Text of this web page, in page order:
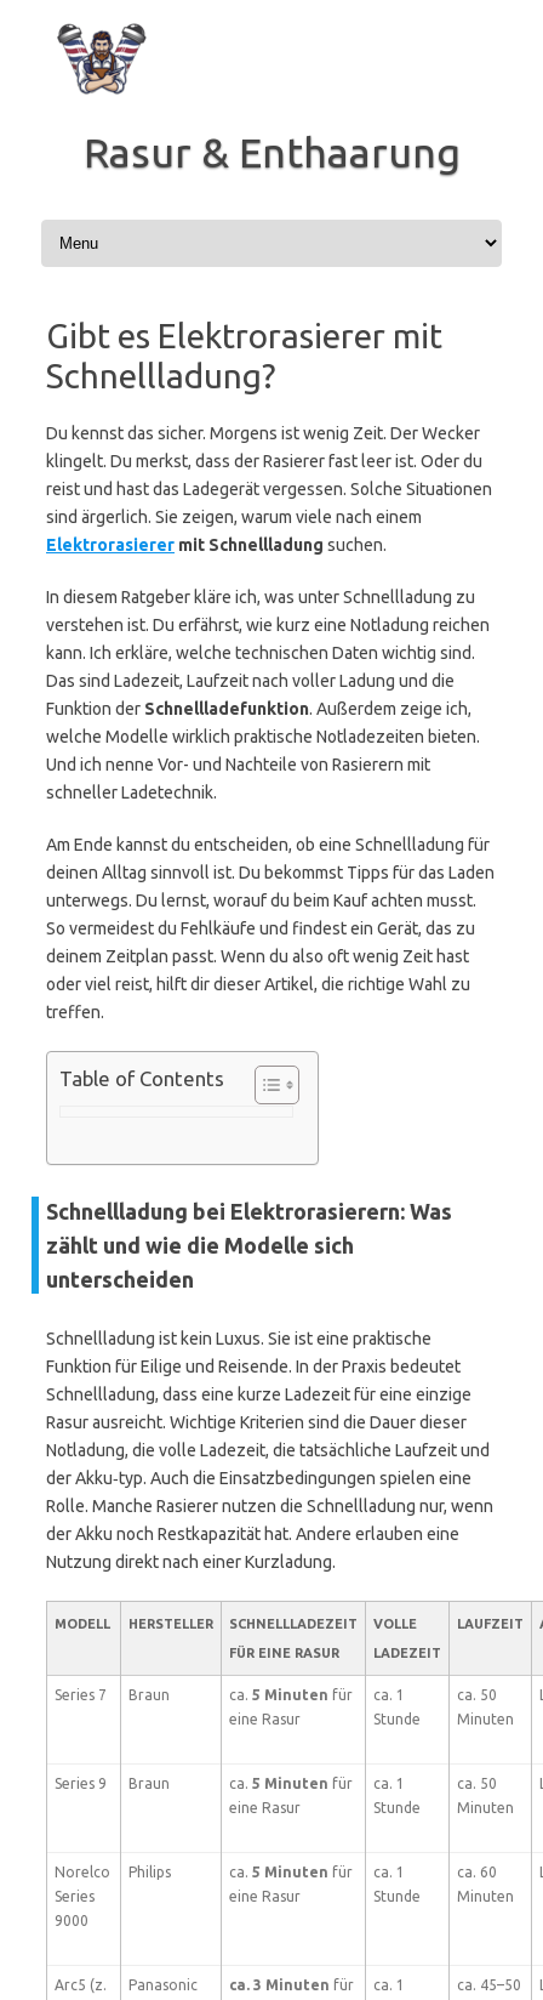
Inhalt
springen
Rasur & Enthaarung
Gibt es Elektrorasierer mit
Schnellladung?
Du kennst das sicher. Morgens ist wenig Zeit. Der Wecker
klingelt. Du merkst, dass der Rasierer fast leer ist. Oder du
reist und hast das Ladegerät vergessen. Solche Situationen
sind ärgerlich. Sie zeigen, warum viele nach einem
Elektrorasierer mit Schnellladung suchen.
In diesem Ratgeber kläre ich, was unter Schnellladung zu
verstehen ist. Du erfährst, wie kurz eine Notladung reichen
kann. Ich erkläre, welche technischen Daten wichtig sind.
Das sind Ladezeit, Laufzeit nach voller Ladung und die
Funktion der Schnellladefunktion. Außerdem zeige ich,
welche Modelle wirklich praktische Notladezeiten bieten.
Und ich nenne Vor- und Nachteile von Rasierern mit
schneller Ladetechnik.
Am Ende kannst du entscheiden, ob eine Schnellladung für
deinen Alltag sinnvoll ist. Du bekommst Tipps für das Laden
unterwegs. Du lernst, worauf du beim Kauf achten musst.
So vermeidest du Fehlkäufe und findest ein Gerät, das zu
deinem Zeitplan passt. Wenn du also oft wenig Zeit hast
oder viel reist, hilft dir dieser Artikel, die richtige Wahl zu
treffen.
Table of Contents
Schnellladung bei Elektrorasierern: Was
zählt und wie die Modelle sich
unterscheiden
Schnellladung ist kein Luxus. Sie ist eine praktische
Funktion für Eilige und Reisende. In der Praxis bedeutet
Schnellladung, dass eine kurze Ladezeit für eine einzige
Rasur ausreicht. Wichtige Kriterien sind die Dauer dieser
Notladung, die volle Ladezeit, die tatsächliche Laufzeit und
der Akku‑typ. Auch die Einsatzbedingungen spielen eine
Rolle. Manche Rasierer nutzen die Schnellladung nur, wenn
der Akku noch Restkapazität hat. Andere erlauben eine
Nutzung direkt nach einer Kurzladung.
MODELL HERSTELLER
SCHNELLLADEZEIT
FÜR EINE RASUR
VOLLE
LADEZEIT
LAUFZEIT
Series 7 Braun ca. 5 Minuten für
eine Rasur
ca. 1
Stunde
ca. 50
Minuten
Series 9 Braun ca. 5 Minuten für
eine Rasur
ca. 1
Stunde
ca. 50
Minuten
Norelco
Series
9000
Philips ca. 5 Minuten für
eine Rasur
ca. 1
Stunde
ca. 60
Minuten
Arc5 (z.
Panasonic ca. 3 Minuten für
ca. 1
ca. 45–50